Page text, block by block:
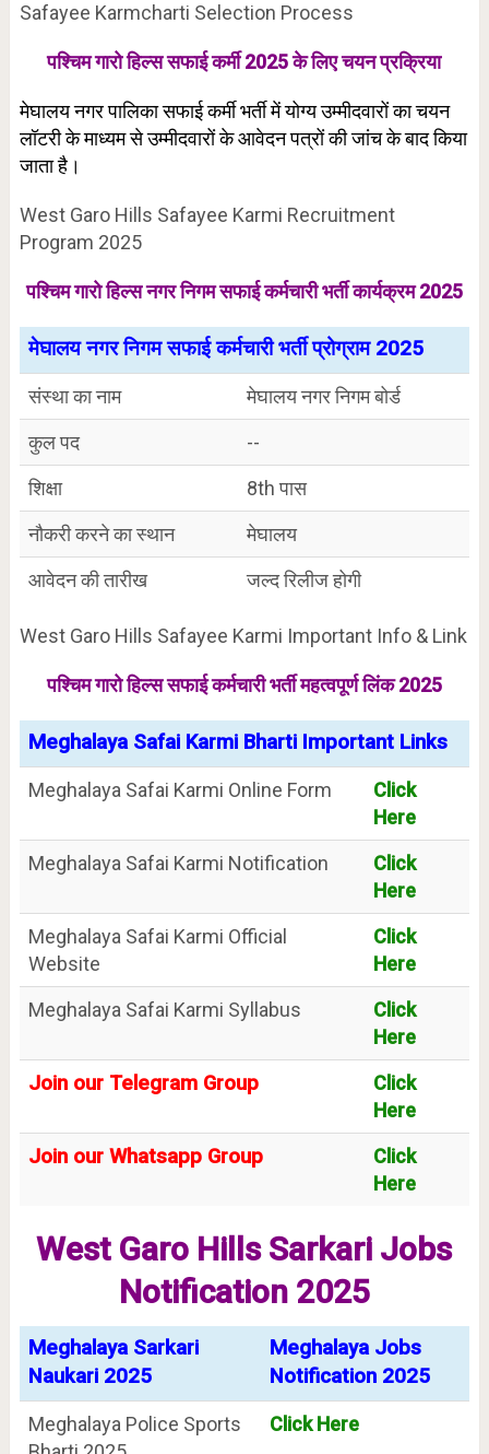
Safayee Karmcharti Selection Process
पश्चिम गारो हिल्स सफाई कर्मी 2025 के लिए चयन प्रक्रिया
मेघालय नगर पालिका सफाई कर्मी भर्ती में योग्य उम्मीदवारों का चयन
लॉटरी के माध्यम से उम्मीदवारों के आवेदन पत्रों की जांच के बाद किया
जाता है।
West Garo Hills Safayee Karmi Recruitment
Program 2025
पश्चिम गारो हिल्स नगर निगम सफाई कर्मचारी भर्ती कार्यक्रम 2025
मेघालय नगर निगम सफाई कर्मचारी भर्ती प्रोग्राम 2025
संस्था का नाम
मेघालय नगर निगम बोर्ड
कुल पद
--
शिक्षा
8th पास
नौकरी करने का स्थान
मेघालय
आवेदन की तारीख
जल्द रिलीज होगी
West Garo Hills Safayee Karmi Important Info & Link
पश्चिम गारो हिल्स सफाई कर्मचारी भर्ती महत्वपूर्ण लिंक 2025
Meghalaya Safai Karmi Bharti Important Links
Meghalaya Safai Karmi Online Form
Click
Here
Meghalaya Safai Karmi Notification
Click
Here
Meghalaya Safai Karmi Official
Website
Click
Here
Meghalaya Safai Karmi Syllabus
Click
Here
Join our Telegram Group
Click
Here
Join our Whatsapp Group
Click
Here
West Garo Hills Sarkari Jobs
Notification 2025
Meghalaya Sarkari
Naukari 2025
Meghalaya Jobs
Notification 2025
Meghalaya Police Sports
Click Here